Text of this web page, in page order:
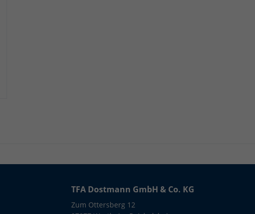
TFA Dostmann GmbH & Co. KG
Zum Ottersberg 12